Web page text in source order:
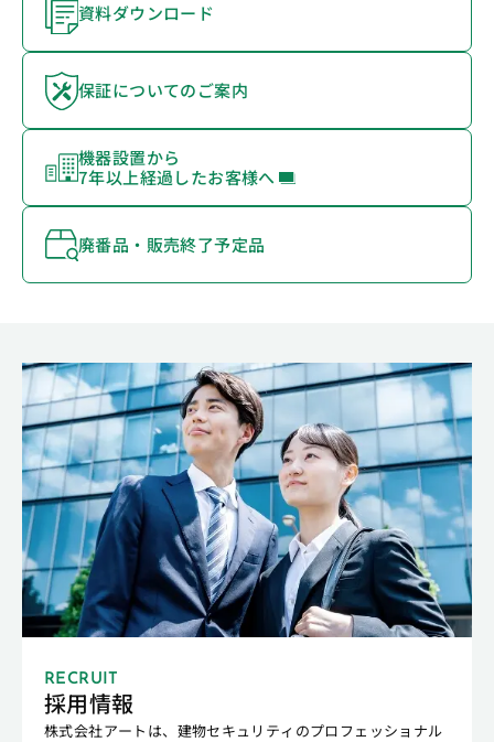
資料ダウンロード
保証についてのご案内
機器設置から
7年以上経過したお客様へ
廃番品・販売終了予定品
RECRUIT
採用情報
株式会社アートは、建物セキュリティのプロフェッショナル